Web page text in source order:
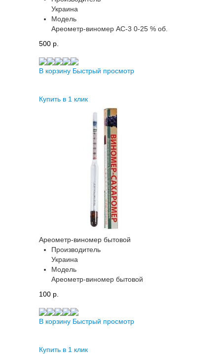
Украина
Модель
Ареометр-виномер АС-3 0-25 % об.
500 p.
В корзину Быстрый просмотр
Купить в 1 клик
Ареометр-виномер бытовой
Производитель
Украина
Модель
Ареометр-виномер бытовой
100 p.
В корзину Быстрый просмотр
Купить в 1 клик